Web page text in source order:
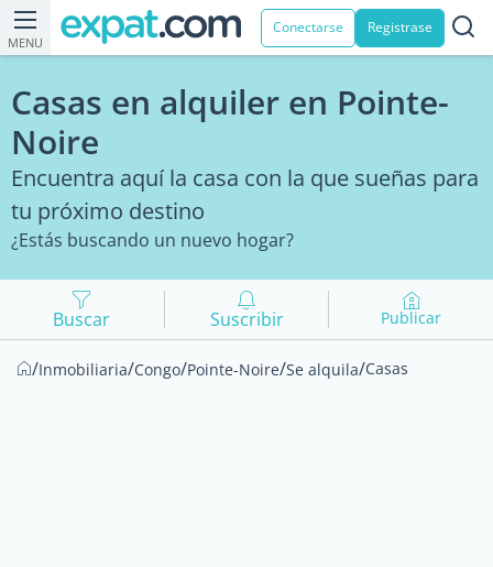
MENU
Conectarse Registrase
Casas en alquiler en Pointe-
Noire
Encuentra aquí la casa con la que sueñas para
tu próximo destino
¿Estás buscando un nuevo hogar?
Buscar Suscribir Publicar
/Inmobiliaria/Congo/Pointe-Noire/Se alquila/Casas